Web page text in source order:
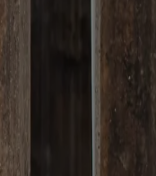
IT
Log in